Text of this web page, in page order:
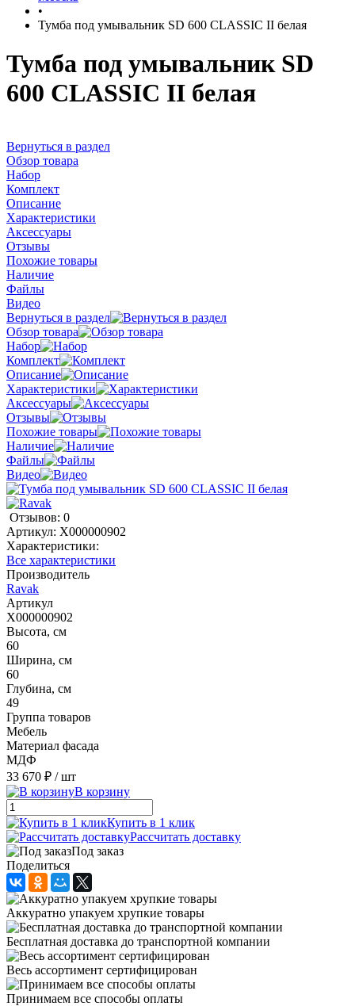
•
Тумба под умывальник SD 600 CLASSIC II белая
Тумба под умывальник SD
600 CLASSIC II белая
Вернуться в раздел
Обзор товара
Набор
Комплект
Описание
Характеристики
Аксессуары
Отзывы
Похожие товары
Наличие
Файлы
Видео
Вернуться в раздел
Обзор товара
Набор
Комплект
Описание
Характеристики
Аксессуары
Отзывы
Похожие товары
Наличие
Файлы
Видео
Отзывов: 0
Артикул: X000000902
Характеристики:
Все характеристики
Производитель
Ravak
Артикул
X000000902
Высота, см
60
Ширина, см
60
Глубина, см
49
Группа товаров
Мебель
Материал фасада
МДФ
33 670 ₽ / шт
В корзину
Купить в 1 клик
Рассчитать доставку
Под заказ
Поделиться
Аккуратно упакуем хрупкие товары
Бесплатная доставка до транспортной компании
Весь ассортимент сертифицирован
Принимаем все способы оплаты